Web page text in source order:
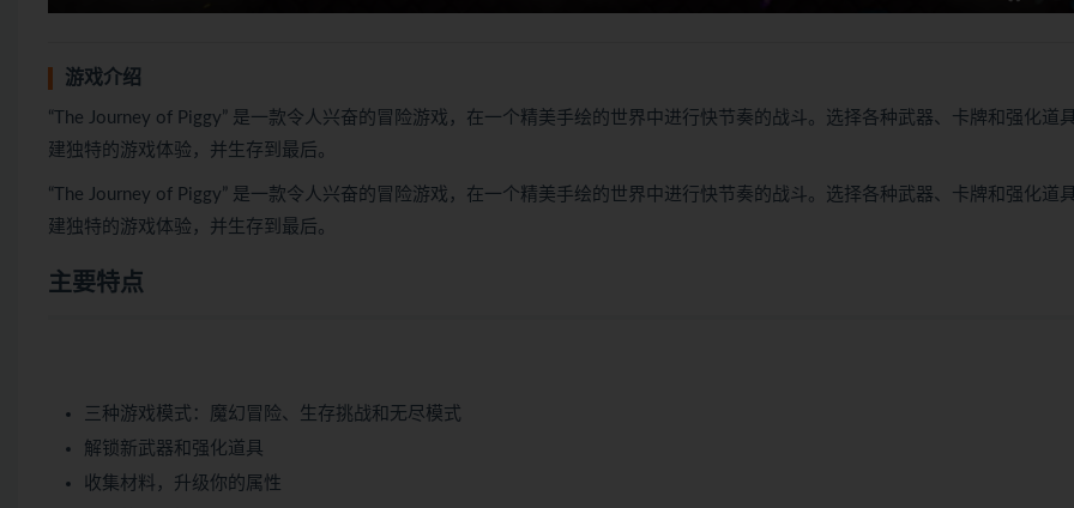
游戏介绍
“The Journey of Piggy” 是一款令人兴奋的冒险游戏，在一个精美手绘的世界中进行快节奏的战斗。选择各种武器、卡牌和强化道
建独特的游戏体验，并生存到最后。
“The Journey of Piggy” 是一款令人兴奋的冒险游戏，在一个精美手绘的世界中进行快节奏的战斗。选择各种武器、卡牌和强化道
建独特的游戏体验，并生存到最后。
主要特点
三种游戏模式：魔幻冒险、生存挑战和无尽模式
解锁新武器和强化道具
收集材料，升级你的属性